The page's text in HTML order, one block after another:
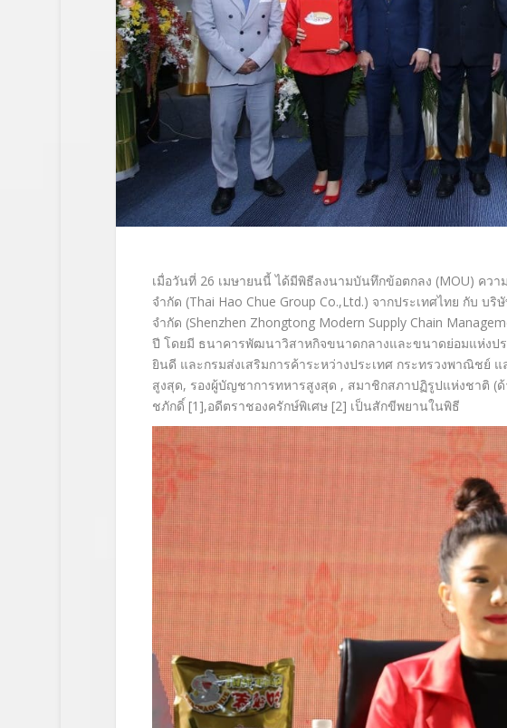
เมื่อวันที่ 26 เมษายนนี้ ได้มีพิธีลงนามบันทึกข้อตกลง (MOU) ค
จำกัด (Thai Hao Chue Group Co.,Ltd.) จากประเทศไทย กับ บ
จำกัด (Shenzhen Zhongtong Modern Supply Chain
ปี โดยมี ธนาคารพัฒนาวิสาหกิจขนาดกลางและขนาดย่อมแห่งปร
ยินดี และกรมส่งเสริมการค้าระหว่างประเทศ กระทรวงพาณิชย์
สูงสุด, รองผู้บัญชาการทหารสูงสุด , สมาชิกสภาปฏิรูปแห่งชาติ
ชภักดิ์ [1],อดีตราชองครักษ์พิเศษ [2] เป็นสักขีพยานในพิธี